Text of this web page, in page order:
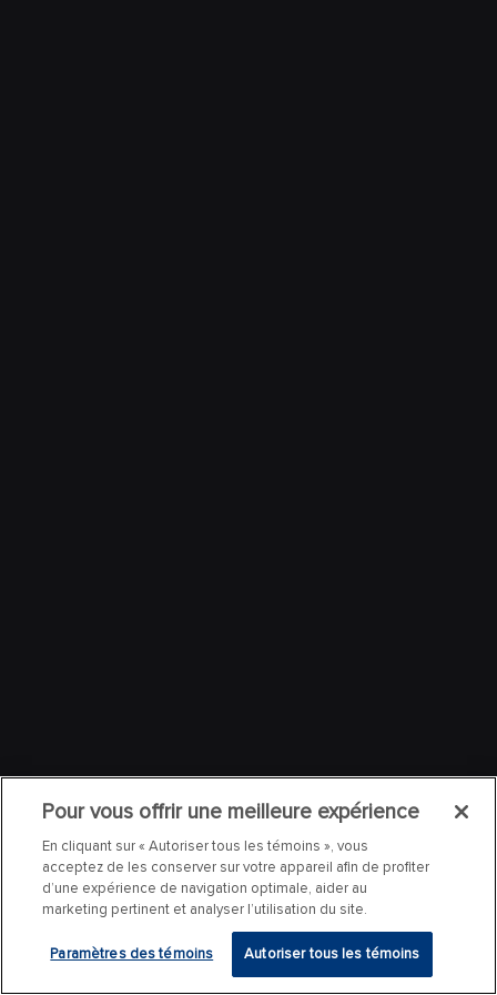
Pour vous offrir une meilleure expérience
En cliquant sur « Autoriser tous les témoins », vous
acceptez de les conserver sur votre appareil afin de profiter
d’une expérience de navigation optimale, aider au
marketing pertinent et analyser l’utilisation du site.
Paramètres des témoins Autoriser tous les témoins